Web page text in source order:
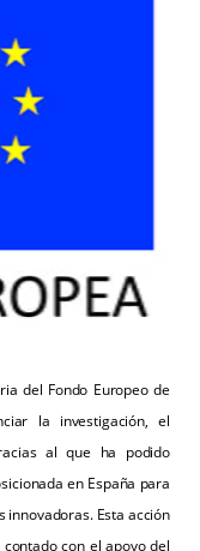
del Fondo Europeo de
la investigación, el
al que ha podido
en España para
innovadoras. Esta acción
con el apoyo del